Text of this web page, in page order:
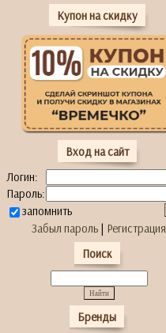
Купон на скидку
Вход на сайт
Логин:
Пароль:
запомнить
Забыл пароль | Регистрация
Поиск
Бренды